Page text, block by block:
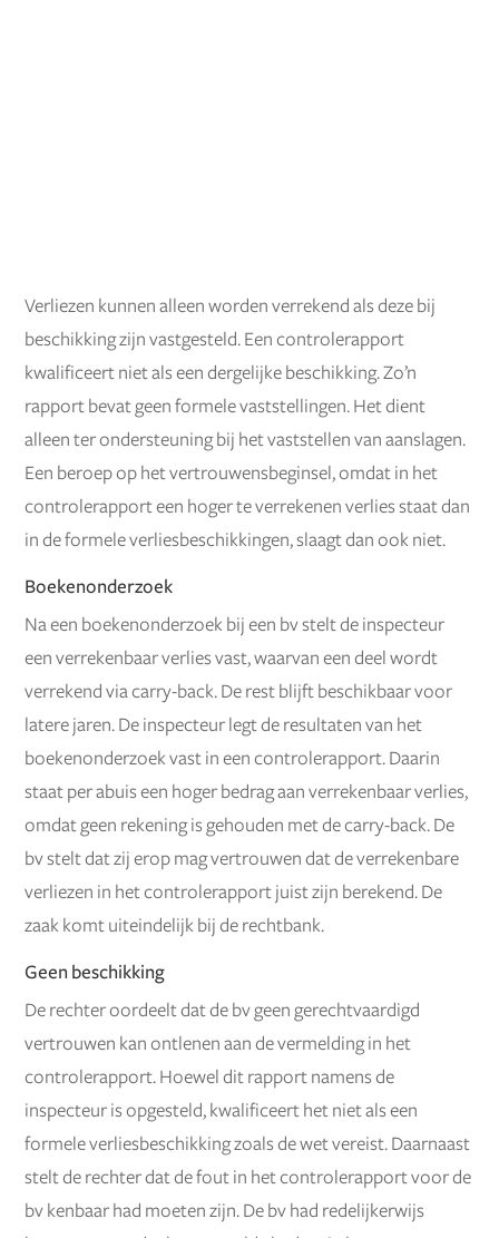
Verliezen kunnen alleen worden verrekend als deze bij
beschikking zijn vastgesteld. Een controlerapport
kwalificeert niet als een dergelijke beschikking. Zo’n
rapport bevat geen formele vaststellingen. Het dient
alleen ter ondersteuning bij het vaststellen van aanslagen.
Een beroep op het vertrouwensbeginsel, omdat in het
controlerapport een hoger te verrekenen verlies staat dan
in de formele verliesbeschikkingen, slaagt dan ook niet.
Boekenonderzoek
Na een boekenonderzoek bij een bv stelt de inspecteur
een verrekenbaar verlies vast, waarvan een deel wordt
verrekend via carry-back. De rest blijft beschikbaar voor
latere jaren. De inspecteur legt de resultaten van het
boekenonderzoek vast in een controlerapport. Daarin
staat per abuis een hoger bedrag aan verrekenbaar verlies,
omdat geen rekening is gehouden met de carry-back. De
bv stelt dat zij erop mag vertrouwen dat de verrekenbare
verliezen in het controlerapport juist zijn berekend. De
zaak komt uiteindelijk bij de rechtbank.
Geen beschikking
De rechter oordeelt dat de bv geen gerechtvaardigd
vertrouwen kan ontlenen aan de vermelding in het
controlerapport. Hoewel dit rapport namens de
inspecteur is opgesteld, kwalificeert het niet als een
formele verliesbeschikking zoals de wet vereist. Daarnaast
stelt de rechter dat de fout in het controlerapport voor de
bv kenbaar had moeten zijn. De bv had redelijkerwijs